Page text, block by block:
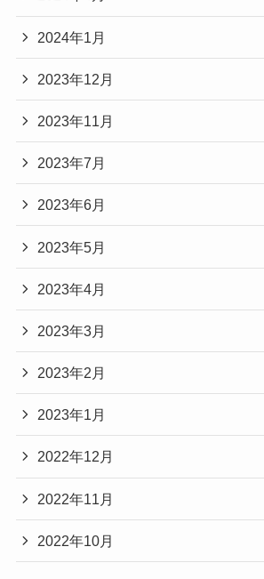
2024年1月
2023年12月
2023年11月
2023年7月
2023年6月
2023年5月
2023年4月
2023年3月
2023年2月
2023年1月
2022年12月
2022年11月
2022年10月